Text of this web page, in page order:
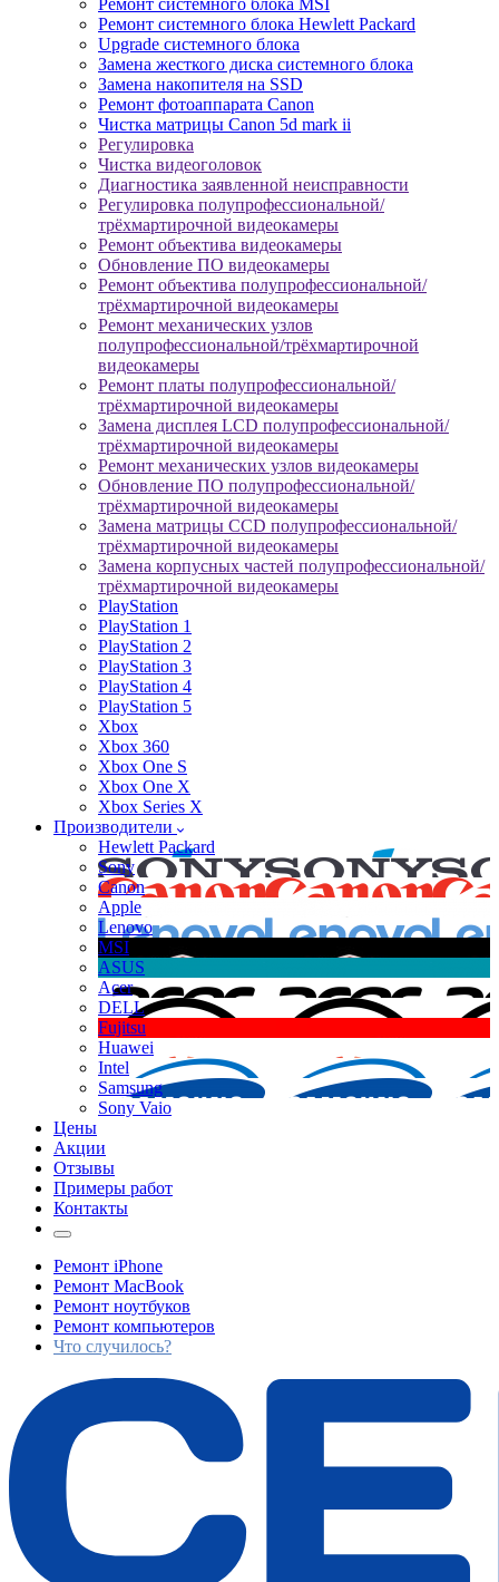
Ремонт системного блока MSI
Ремонт системного блока Hewlett Packard
Upgrade системного блока
Замена жесткого диска системного блока
Замена накопителя на SSD
Ремонт фотоаппарата Canon
Чистка матрицы Canon 5d mark ii
Регулировка
Чистка видеоголовок
Диагностика заявленной неисправности
Регулировка полупрофессиональной/
трёхмартирочной видеокамеры
Ремонт объектива видеокамеры
Обновление ПО видеокамеры
Ремонт объектива полупрофессиональной/
трёхмартирочной видеокамеры
Ремонт механических узлов
полупрофессиональной/трёхмартирочной
видеокамеры
Ремонт платы полупрофессиональной/
трёхмартирочной видеокамеры
Замена дисплея LCD полупрофессиональной/
трёхмартирочной видеокамеры
Ремонт механических узлов видеокамеры
Обновление ПО полупрофессиональной/
трёхмартирочной видеокамеры
Замена матрицы CCD полупрофессиональной/
трёхмартирочной видеокамеры
Замена корпусных частей полупрофессиональной/
трёхмартирочной видеокамеры
PlayStation
PlayStation 1
PlayStation 2
PlayStation 3
PlayStation 4
PlayStation 5
Xbox
Xbox 360
Xbox One S
Xbox One X
Xbox Series X
Производители
Hewlett Packard
Sony
Canon
Apple
Lenovo
MSI
ASUS
Acer
DELL
Fujitsu
Huawei
Intel
Samsung
Sony Vaio
Цены
Акции
Отзывы
Примеры работ
Контакты
Ремонт iPhone
Ремонт MacBook
Ремонт ноутбуков
Ремонт компьютеров
Что случилось?